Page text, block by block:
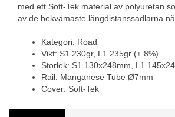
med ett Soft-Tek material av polyuretan
av de bekvämaste långdistanssadlarna
Kategori: Road
Vikt: S1 230gr, L1 235gr (± 8%)
Storlek: S1 130x248mm, L1
Rail: Manganese Tube Ø7mm
Cover: Soft-Tek